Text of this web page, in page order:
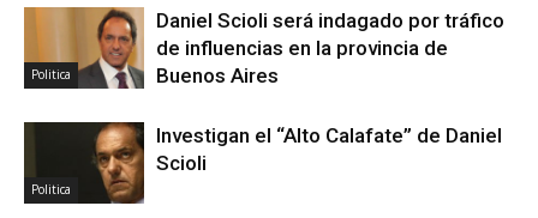
Politica
Daniel Scioli será indagado por tráfico
de influencias en la provincia de
Buenos Aires
Politica
Investigan el “Alto Calafate” de Daniel
Scioli